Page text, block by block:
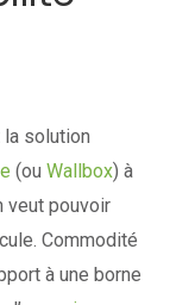
solution
(ou Wallbox) à
veut pouvoir
Commodité
à une borne